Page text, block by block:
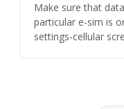
Make sure that
particular e-sim is
settings-cellular